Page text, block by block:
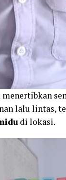
lalu
di lokasi.